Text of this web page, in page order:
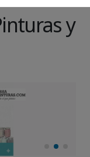
y